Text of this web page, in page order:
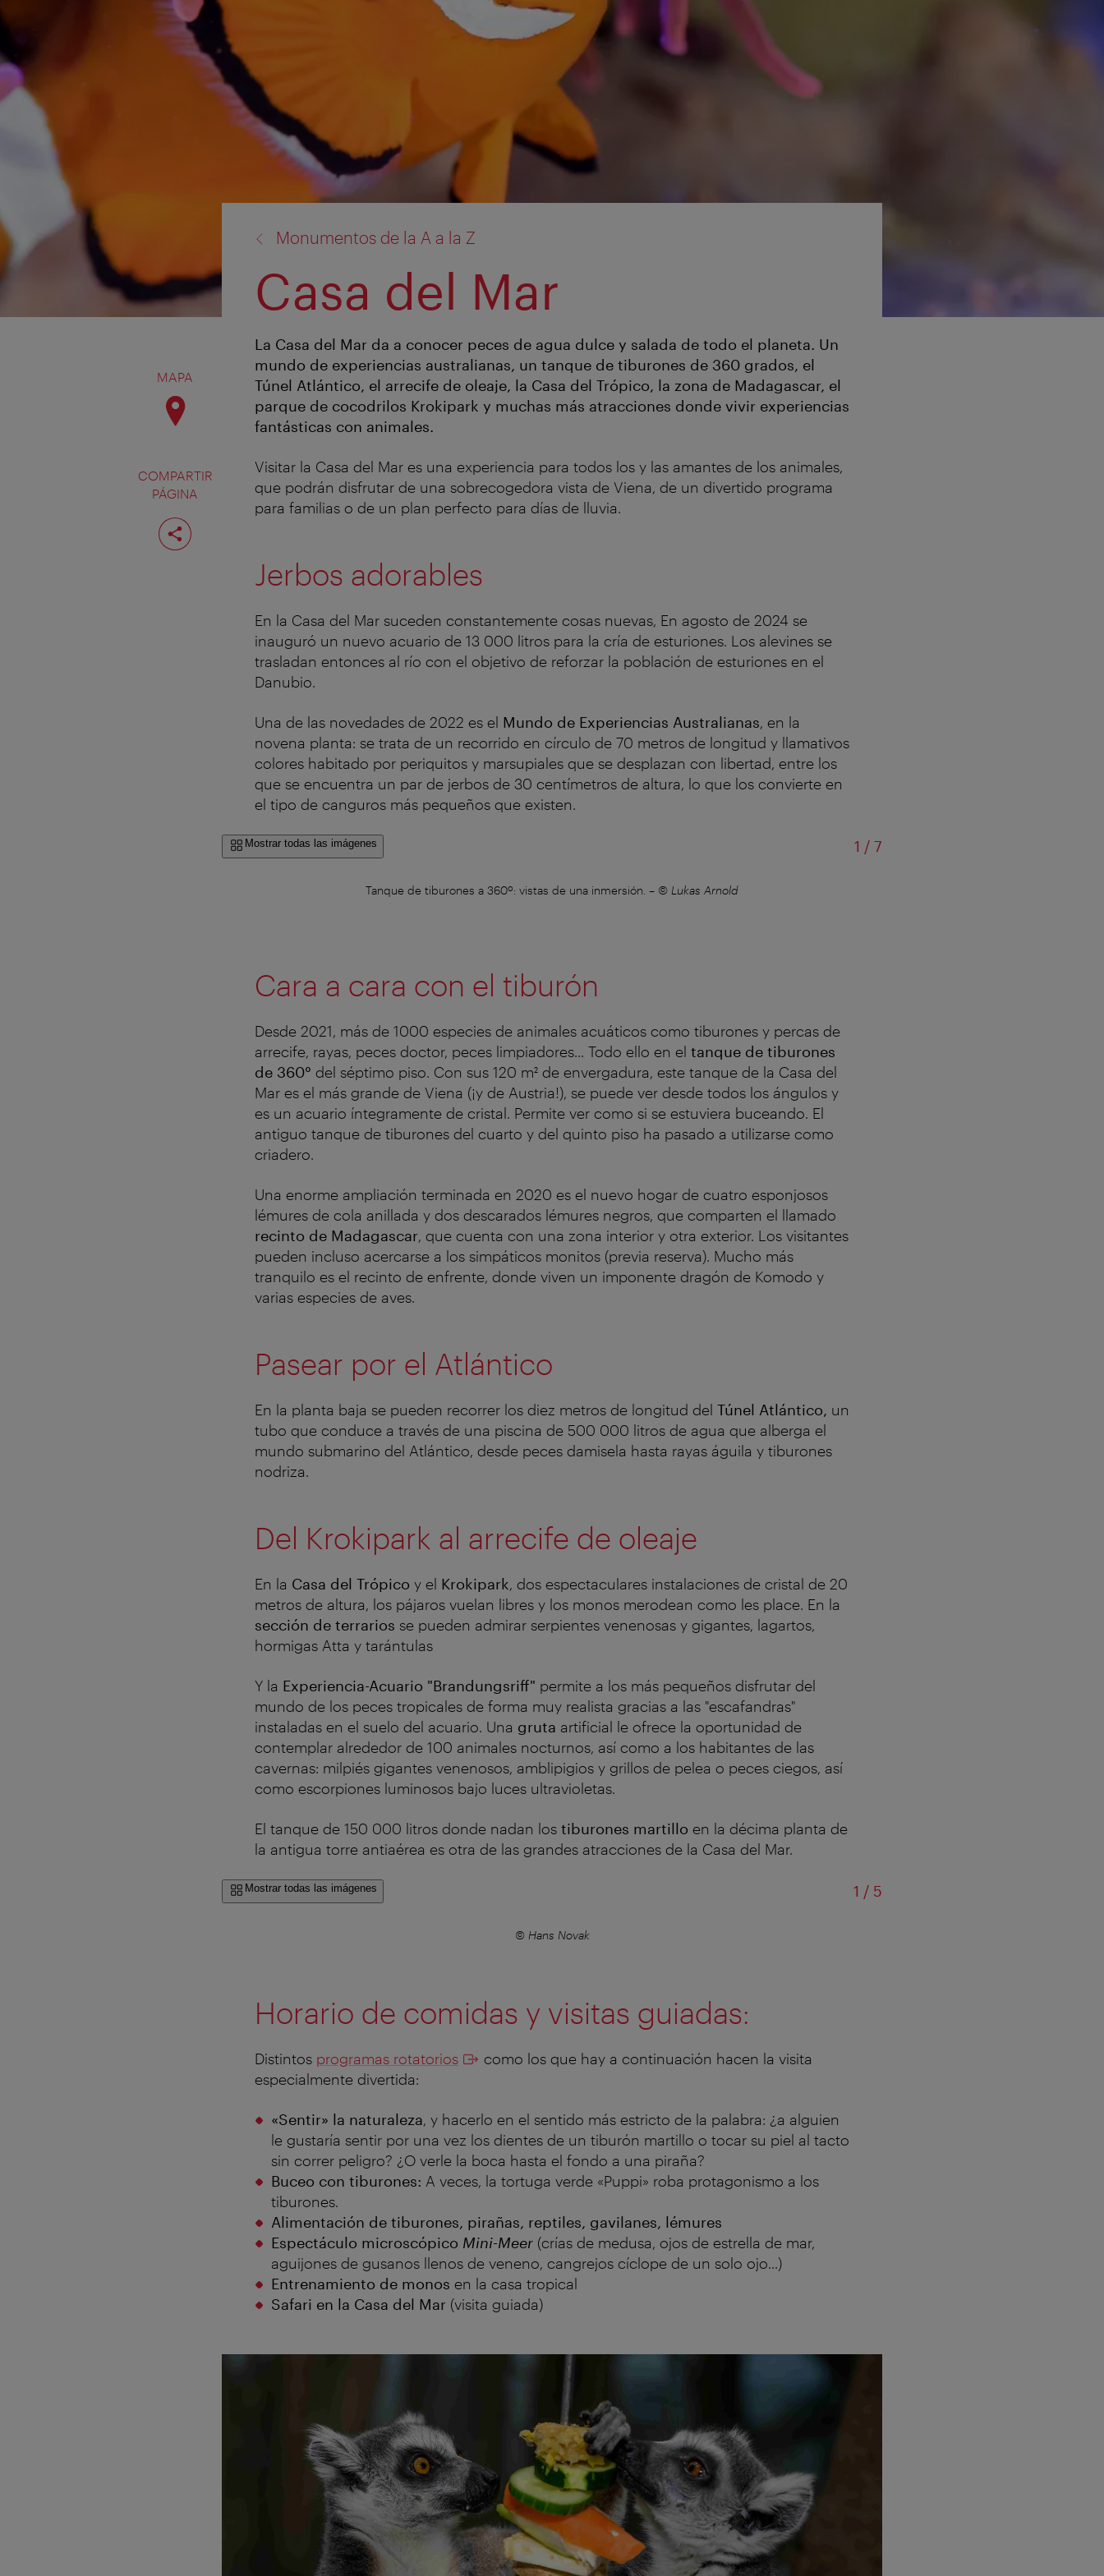
MAPA
COMPARTIR
PÁGINA
Compartir
página
Monumentos de la A a la Z
Casa del Mar
La Casa del Mar da a conocer peces de agua dulce y salada de todo el planeta. Un
mundo de experiencias australianas, un tanque de tiburones de 360 grados, el
Túnel Atlántico, el arrecife de oleaje, la Casa del Trópico, la zona de Madagascar, el
parque de cocodrilos Krokipark y muchas más atracciones donde vivir experiencias
fantásticas con animales.
Visitar la Casa del Mar es una experiencia para todos los y las amantes de los animales,
que podrán disfrutar de una sobrecogedora vista de Viena, de un divertido programa
para familias o de un plan perfecto para días de lluvia.
Jerbos adorables
En la Casa del Mar suceden constantemente cosas nuevas, En agosto de 2024 se
inauguró un nuevo acuario de 13 000 litros para la cría de esturiones. Los alevines se
trasladan entonces al río con el objetivo de reforzar la población de esturiones en el
Danubio.
Una de las novedades de 2022 es el Mundo de Experiencias Australianas, en la
novena planta: se trata de un recorrido en círculo de 70 metros de longitud y llamativos
colores habitado por periquitos y marsupiales que se desplazan con libertad, entre los
que se encuentra un par de jerbos de 30 centímetros de altura, lo que los convierte en
el tipo de canguros más pequeños que existen.
Mostrar todas las imágenes 1 /de
7
Tanque de tiburones a 360º: vistas de una inmersión. – © Lukas Arnold
Cara a cara con el tiburón
Desde 2021, más de 1000 especies de animales acuáticos como tiburones y percas de
arrecife, rayas, peces doctor, peces limpiadores... Todo ello en el tanque de tiburones
de 360° del séptimo piso. Con sus 120 m² de envergadura, este tanque de la Casa del
Mar es el más grande de Viena (¡y de Austria!), se puede ver desde todos los ángulos y
es un acuario íntegramente de cristal. Permite ver como si se estuviera buceando. El
antiguo tanque de tiburones del cuarto y del quinto piso ha pasado a utilizarse como
criadero.
Una enorme ampliación terminada en 2020 es el nuevo hogar de cuatro esponjosos
lémures de cola anillada y dos descarados lémures negros, que comparten el llamado
recinto de Madagascar, que cuenta con una zona interior y otra exterior. Los visitantes
pueden incluso acercarse a los simpáticos monitos (previa reserva). Mucho más
tranquilo es el recinto de enfrente, donde viven un imponente dragón de Komodo y
varias especies de aves.
Pasear por el Atlántico
En la planta baja se pueden recorrer los diez metros de longitud del Túnel Atlántico, un
tubo que conduce a través de una piscina de 500 000 litros de agua que alberga el
mundo submarino del Atlántico, desde peces damisela hasta rayas águila y tiburones
nodriza.
Del Krokipark al arrecife de oleaje
En la Casa del Trópico y el Krokipark, dos espectaculares instalaciones de cristal de 20
metros de altura, los pájaros vuelan libres y los monos merodean como les place. En la
sección de terrarios se pueden admirar serpientes venenosas y gigantes, lagartos,
hormigas Atta y tarántulas
Y la Experiencia-Acuario "Brandungsriff" permite a los más pequeños disfrutar del
mundo de los peces tropicales de forma muy realista gracias a las "escafandras"
instaladas en el suelo del acuario. Una gruta artificial le ofrece la oportunidad de
contemplar alrededor de 100 animales nocturnos, así como a los habitantes de las
cavernas: milpiés gigantes venenosos, amblipigios y grillos de pelea o peces ciegos, así
como escorpiones luminosos bajo luces ultravioletas.
El tanque de 150 000 litros donde nadan los tiburones martillo en la décima planta de
la antigua torre antiaérea es otra de las grandes atracciones de la Casa del Mar.
Mostrar todas las imágenes 1 /de
5
© Hans Novak
Horario de comidas y visitas guiadas:
Distintos programas rotatorios
como los que hay a continuación hacen la visita
especialmente divertida:
«Sentir» la naturaleza, y hacerlo en el sentido más estricto de la palabra: ¿a alguien
le gustaría sentir por una vez los dientes de un tiburón martillo o tocar su piel al tacto
sin correr peligro? ¿O verle la boca hasta el fondo a una piraña?
Buceo con tiburones: A veces, la tortuga verde «Puppi» roba protagonismo a los
tiburones.
Alimentación de tiburones, pirañas, reptiles, gavilanes, lémures
Espectáculo microscópico Mini-Meer(crías de medusa, ojos de estrella de mar,
aguijones de gusanos llenos de veneno, cangrejos cíclope de un solo ojo...)
Entrenamiento de monos en la casa tropical
Safari en la Casa del Mar(visita guiada)